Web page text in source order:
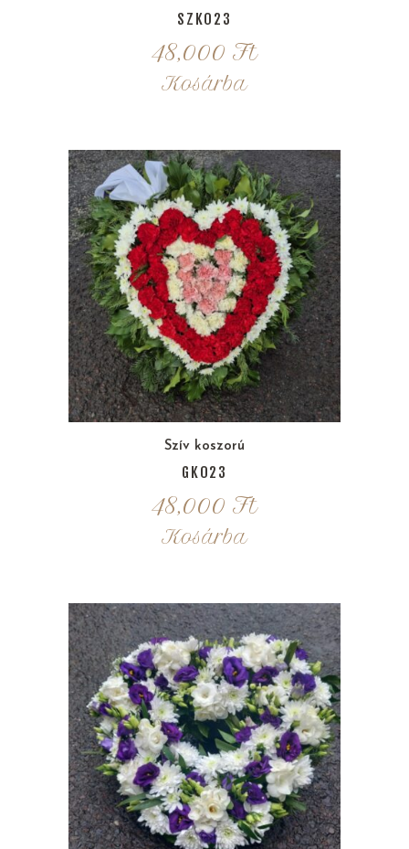
SZK023
48,000 Ft
Kosárba
Szív koszorú
GK023
48,000 Ft
Kosárba